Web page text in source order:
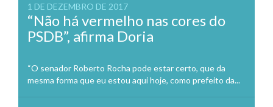
1 DE DEZEMBRO DE 2017
“Não há vermelho nas cores do
PSDB”, afirma Doria
“O senador Roberto Rocha pode estar certo, que da
mesma forma que eu estou aqui hoje, como prefeito da...